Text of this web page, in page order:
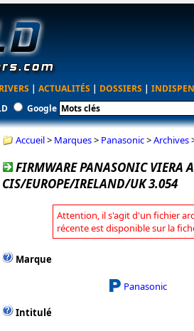
| ACTUALITÉS | DOSSIERS |
Google
Accueil> Marques> Panasonic>Archives
FIRMWARE PANASONIC VIERA
CIS/EUROPE/IRELAND/UK 3.054
Attention, il s'agit d'un fichier
récente est disponible sur la
Marque
Panasonic
Intitulé